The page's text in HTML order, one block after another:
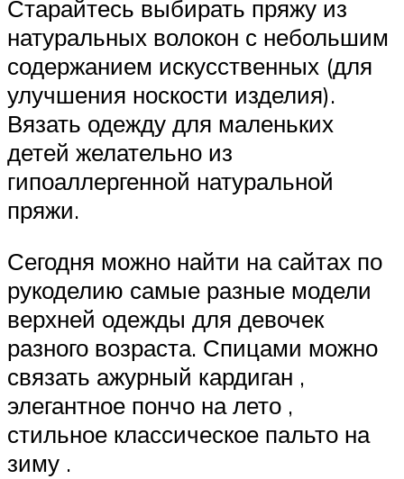
Старайтесь выбирать пряжу из
натуральных волокон с небольшим
содержанием искусственных (для
улучшения носкости изделия).
Вязать одежду для маленьких
детей желательно из
гипоаллергенной натуральной
пряжи.
Сегодня можно найти на сайтах по
рукоделию самые разные модели
верхней одежды для девочек
разного возраста. Спицами можно
связать ажурный кардиган ,
элегантное пончо на лето ,
стильное классическое пальто на
зиму .